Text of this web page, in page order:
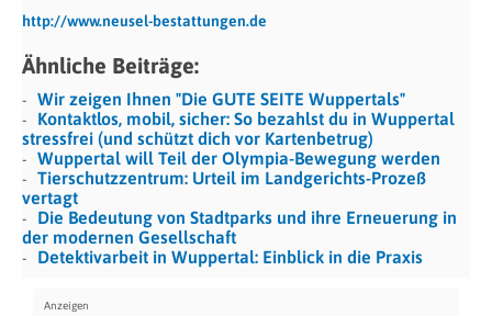
http://www.neusel-bestattungen.de
Ähnliche Beiträge:
Wir zeigen Ihnen "Die GUTE SEITE Wuppertals"
Kontaktlos, mobil, sicher: So bezahlst du in Wuppertal
stressfrei (und schützt dich vor Kartenbetrug)
Wuppertal will Teil der Olympia-Bewegung werden
Tierschutzzentrum: Urteil im Landgerichts-Prozeß
vertagt
Die Bedeutung von Stadtparks und ihre Erneuerung in
der modernen Gesellschaft
Detektivarbeit in Wuppertal: Einblick in die Praxis